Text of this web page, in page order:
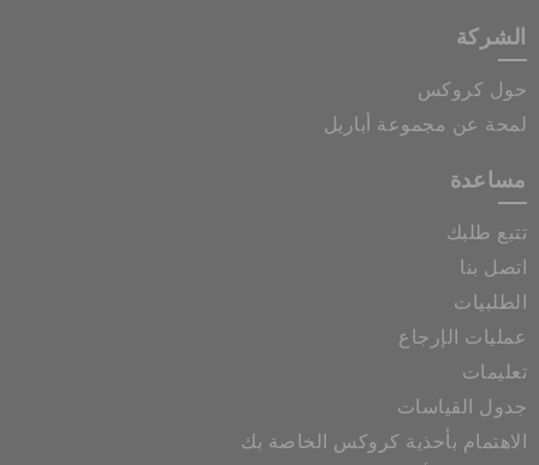
الشركة
حول كروكس
لمحة عن مجموعة أباريل
مساعدة
تتبع طلبك
اتصل بنا
الطلبيات
عمليات الإرجاع
تعليمات
جدول القياسات
الاهتمام بأحذية كروكس الخاصة بك